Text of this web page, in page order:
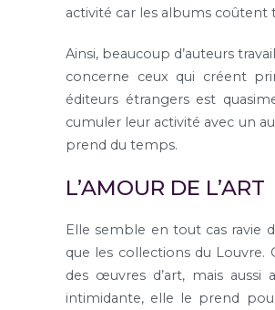
activité car les albums
Ainsi, beaucoup d’auteurs
concerne ceux qui créent
éditeurs étrangers est
cumuler leur activité avec un
prend du temps.
L’AMOUR DE L’ART
Elle semble en tout cas ravie
que les collections du
des œuvres d’art, mais
intimidante, elle le prend